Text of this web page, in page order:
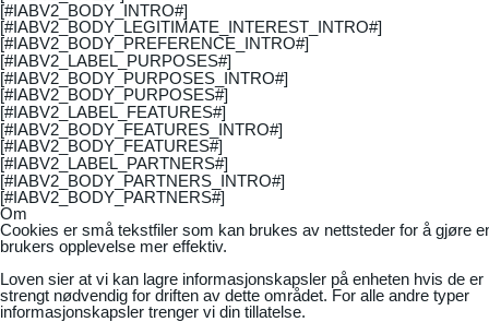
[#IABV2_BODY_INTRO#]
[#IABV2_BODY_LEGITIMATE_INTEREST_INTRO#]
[#IABV2_BODY_PREFERENCE_INTRO#]
[#IABV2_LABEL_PURPOSES#]
[#IABV2_BODY_PURPOSES_INTRO#]
[#IABV2_BODY_PURPOSES#]
[#IABV2_LABEL_FEATURES#]
[#IABV2_BODY_FEATURES_INTRO#]
[#IABV2_BODY_FEATURES#]
[#IABV2_LABEL_PARTNERS#]
[#IABV2_BODY_PARTNERS_INTRO#]
[#IABV2_BODY_PARTNERS#]
Om
Cookies er små tekstfiler som kan brukes av nettsteder for å gjøre
brukers opplevelse mer effektiv.
Loven sier at vi kan lagre informasjonskapsler på enheten hvis de er
strengt nødvendig for driften av dette området. For alle andre typer
informasjonskapsler trenger vi din tillatelse.